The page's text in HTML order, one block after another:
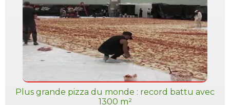
Plus grande pizza du monde : record battu avec
1300 m²